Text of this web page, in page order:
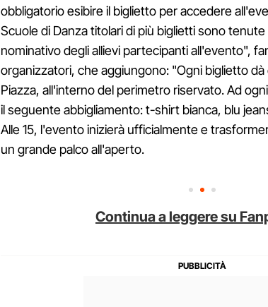
obbligatorio esibire il biglietto per accedere
Scuole di Danza titolari di più biglietti sono
nominativo degli allievi partecipanti all'evento",
organizzatori, che aggiungono: "Ogni biglietto
Piazza, all'interno del perimetro riservato. Ad
il seguente abbigliamento: t-shirt bianca, blu
Alle 15, l'evento inizierà ufficialmente e
un grande palco all'aperto.
Continua a leggere su